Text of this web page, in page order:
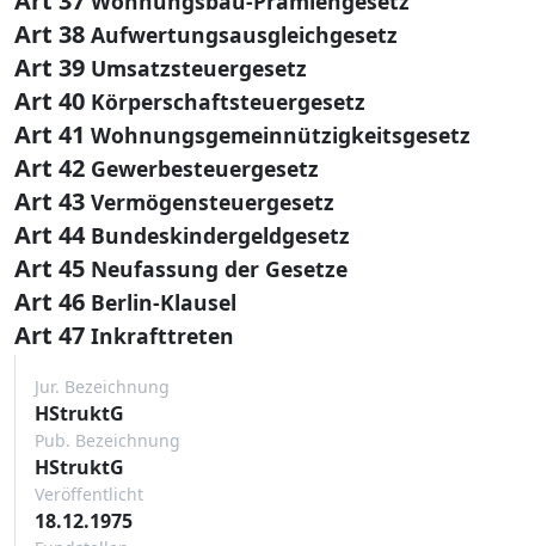
Art 38 Aufwertungsausgleichgesetz
Art 39 Umsatzsteuergesetz
Art 40 Körperschaftsteuergesetz
Art 41 Wohnungsgemeinnützigkeitsgesetz
Art 42 Gewerbesteuergesetz
Art 43 Vermögensteuergesetz
Art 44 Bundeskindergeldgesetz
Art 45 Neufassung der Gesetze
Art 46 Berlin-Klausel
Art 47 Inkrafttreten
Jur. Bezeichnung
HStruktG
Pub. Bezeichnung
HStruktG
Veröffentlicht
18.12.1975